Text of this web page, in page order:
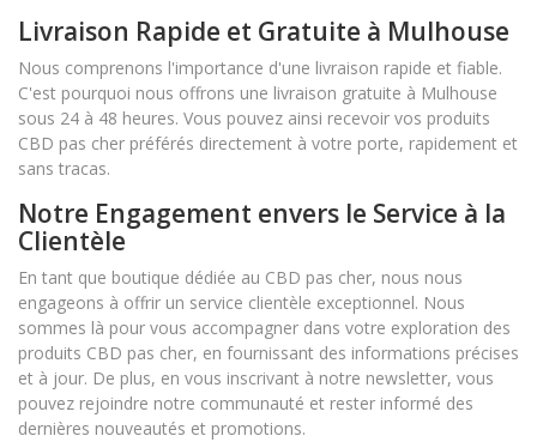
Livraison Rapide et Gratuite à Mulhouse
Nous comprenons l'importance d'une livraison rapide et fiable.
C'est pourquoi nous offrons une livraison gratuite à Mulhouse
sous 24 à 48 heures. Vous pouvez ainsi recevoir vos produits
CBD pas cher préférés directement à votre porte, rapidement et
sans tracas.
Notre Engagement envers le Service à la
Clientèle
En tant que boutique dédiée au CBD pas cher, nous nous
engageons à offrir un service clientèle exceptionnel. Nous
sommes là pour vous accompagner dans votre exploration des
produits CBD pas cher, en fournissant des informations précises
et à jour. De plus, en vous inscrivant à notre newsletter, vous
pouvez rejoindre notre communauté et rester informé des
dernières nouveautés et promotions.